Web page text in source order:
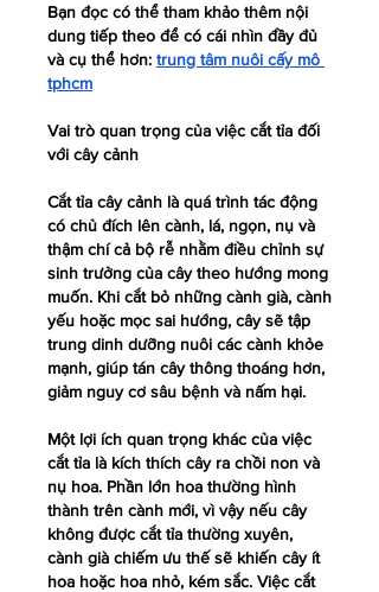
Bạn đọc có thể tham khảo thêm nội
dung tiếp theo để có cái nhìn đầy đủ
và cụ thể hơn: trung tâm nuôi cấy mô
tphcm
Vai trò quan trọng của việc cắt tỉa đối
với cây cảnh
Cắt tỉa cây cảnh là quá trình tác động
có chủ đích lên cành, lá, ngọn, nụ và
thậm chí cả bộ rễ nhằm điều chỉnh sự
sinh trưởng của cây theo hướng mong
muốn. Khi cắt bỏ những cành già, cành
yếu hoặc mọc sai hướng, cây sẽ tập
trung dinh dưỡng nuôi các cành khỏe
mạnh, giúp tán cây thông thoáng hơn,
giảm nguy cơ sâu bệnh và nấm hại.
Một lợi ích quan trọng khác của việc
cắt tỉa là kích thích cây ra chồi non và
nụ hoa. Phần lớn hoa thường hình
thành trên cành mới, vì vậy nếu cây
không được cắt tỉa thường xuyên,
cành già chiếm ưu thế sẽ khiến cây ít
hoa hoặc hoa nhỏ, kém sắc. Việc cắt